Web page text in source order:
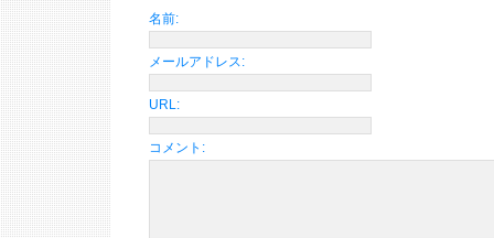
名前:
メールアドレス:
URL:
コメント: